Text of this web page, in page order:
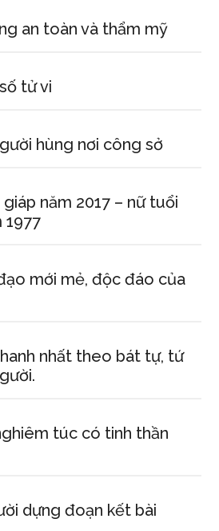
an toàn và thẩm mỹ
tử vi
hùng nơi công sở
năm 2017 – nữ tuổi
1977
mới mẻ, độc đáo của
nhất theo bát tự, tứ
túc có tinh thần
dựng đoạn kết bài